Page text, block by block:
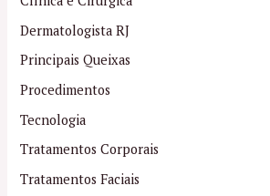
Dermatologista RJ
Principais Queixas
Procedimentos
Tecnologia
Tratamentos Corporais
Tratamentos Faciais